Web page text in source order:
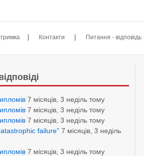
| Контакти | Питання - відповідь
7 місяців, 3 неділь тому
7 місяців, 3 неділь тому
7 місяців, 3 неділь тому
failure” 7 місяців, 3 неділь
7 місяців, 3 неділь тому